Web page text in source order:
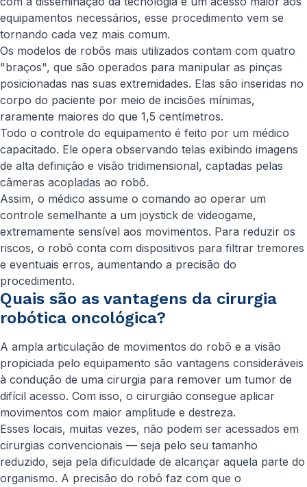
equipamentos necessários, esse procedimento vem se
tornando cada vez mais comum.
Os modelos de robôs mais utilizados contam com quatro
"braços", que são operados para manipular as pinças
posicionadas nas suas extremidades. Elas são inseridas no
corpo do paciente por meio de incisões mínimas,
raramente maiores do que 1,5 centímetros.
Todo o controle do equipamento é feito por um médico
capacitado. Ele opera observando telas exibindo imagens
de alta definição e visão tridimensional, captadas pelas
câmeras acopladas ao robô.
Assim, o médico assume o comando ao operar um
controle semelhante a um joystick de videogame,
extremamente sensível aos movimentos. Para reduzir os
riscos, o robô conta com dispositivos para filtrar tremores
e eventuais erros, aumentando a precisão do
procedimento.
Quais são as vantagens da cirurgia
robótica oncológica?
A ampla articulação de movimentos do robô e a visão
propiciada pelo equipamento são vantagens consideráveis
à condução de uma cirurgia para remover um tumor de
difícil acesso. Com isso, o cirurgião consegue aplicar
movimentos com maior amplitude e destreza.
Esses locais, muitas vezes, não podem ser acessados em
cirurgias convencionais — seja pelo seu tamanho
reduzido, seja pela dificuldade de alcançar aquela parte do
organismo. A precisão do robô faz com que o